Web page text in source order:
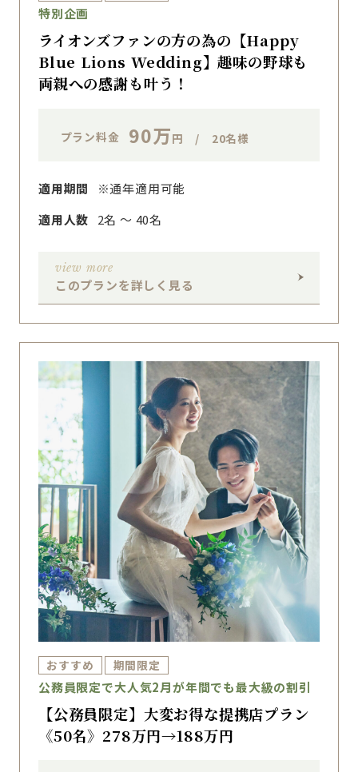
特別企画
ライオンズファンの方の為の【Happy
Blue Lions Wedding】趣味の野球も
両親への感謝も叶う！
プラン料金 90万円 / 20名様
適用期間
※通年適用可能
適用人数
2名 ～ 40名
view more
このプランを詳しく見る
おすすめ 期間限定
公務員限定で大人気2月が年間でも最大級の割引
【公務員限定】大変お得な提携店プラン
《50名》278万円→188万円